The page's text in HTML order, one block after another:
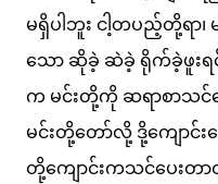
မရှိပါဘူး ငါ့တပည့်တို့ရာ၊
သော ဆိုခဲ့ ဆဲခဲ့ ရိုက်ခဲ့ဖူး
က မင်းတို့ကို ဆရာစာသင်
မင်းတို့တော်လို့ ဒို့ကျောင်း
တို့ကျောင်းကသင်ပေး